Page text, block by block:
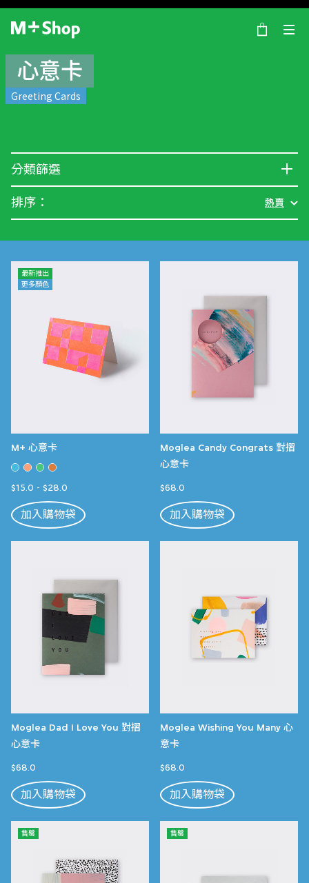
×
M+ Shop
心意卡
Greeting Cards
分類篩選
排序： 熱賣
最新推出
更多顏色
M+ 心意卡
$15.0 - $28.0
加入購物袋
Moglea Candy Congrats 對摺
心意卡
$68.0
加入購物袋
Moglea Dad I Love You 對摺
心意卡
$68.0
加入購物袋
Moglea Wishing You Many 心
意卡
$68.0
加入購物袋
售罄 售罄